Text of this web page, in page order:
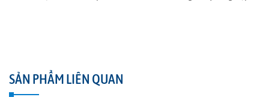
SẢN PHẨM LIÊN QUAN